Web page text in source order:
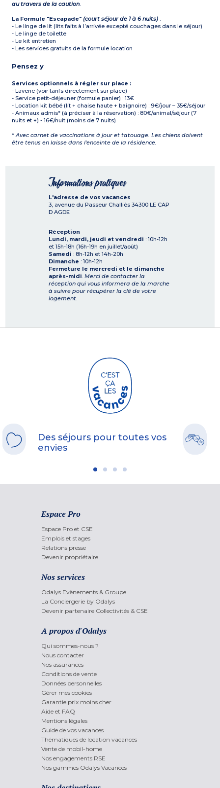
au travers de la caution.
La Formule "Escapade"(court séjour de 1 à 6 nuits) :
- Le linge de lit (lits faits à l’arrivée excepté couchages dans le séjour)
- Le linge de toilette
- Le kit entretien
- Les services gratuits de la formule location
Pensez y
Services optionnels à régler sur place :
- Laverie (voir tarifs directement sur place)
- Service petit-déjeuner (formule panier) : 13€
- Location kit bébé (lit + chaise haute + baignoire) : 9€/jour – 35€/séjour
- Animaux admis* (à préciser à la réservation) : 80€/animal/séjour (7
nuits et +) - 16€/nuit (moins de 7 nuits)
*Avec carnet de vaccinations à jour et tatouage. Les chiens doivent
être tenus en laisse dans l'enceinte de la résidence.
Informations pratiques
L'adresse de vos vacances
3, avenue du Passeur Challiès 34300 LE CAP
D AGDE
Réception
Lundi, mardi, jeudi et vendredi : 10h-12h
et 15h-18h (16h-19h en juillet/août)
Samedi : 8h-12h et 14h-20h
Dimanche : 10h-12h
Fermeture le mercredi et le dimanche
après-midi. Merci de contacter la
réception qui vous informera de la marche
à suivre pour récupérer la clé de votre
logement.
Des séjours pour toutes vos
envies
Espace Pro
Espace Pro et CSE
Emplois et stages
Relations presse
Devenir propriétaire
Nos services
Odalys Evènements & Groupe
La Conciergerie by Odalys
Devenir partenaire Collectivités & CSE
A propos d'Odalys
Qui sommes-nous ?
Nous contacter
Nos assurances
Conditions de vente
Données personnelles
Gérer mes cookies
Garantie prix moins cher
Aide et FAQ
Mentions légales
Guide de vos vacances
Thématiques de location vacances
Vente de mobil-home
Nos engagements RSE
Nos gammes Odalys Vacances